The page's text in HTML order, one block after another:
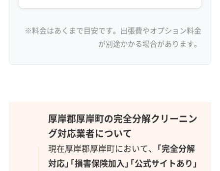
※料金はあくまで目安です。出張費やオプション料金
が別途かかる場合があります。
厚岸郡厚岸町の完全分解クリーニン
グ対応業者について
現在厚岸郡厚岸町において、 「完全分解
対応」「損害保険加入」「公式サイトあり」